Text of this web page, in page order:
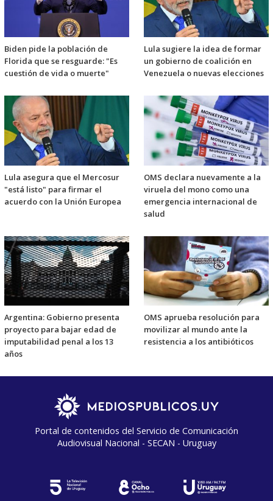
Biden pide la población de
Florida que se resguarde: "Es
cuestión de vida o muerte"
Lula sugiere la idea de formar
un gobierno de coalición en
Venezuela o nuevas elecciones
Lula asegura que el Mercosur
"está listo" para firmar el
acuerdo con la Unión Europea
OMS declara nuevamente a la
viruela del mono como una
emergencia internacional de
salud
Argentina: Gobierno presenta
proyecto para bajar edad de
imputabilidad penal a los 13
años
OMS aprueba resolución para
movilizar al mundo ante la
resistencia a los antibióticos
Portal de contenidos del Servicio de Comunicación
Audiovisual Nacional - SECAN - Uruguay